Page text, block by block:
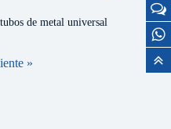
de metal universal
»